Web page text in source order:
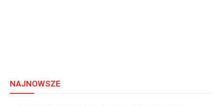
NAJNOWSZE